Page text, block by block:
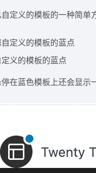
定义的模板的一种简单
义的模板的蓝点
在蓝色模板上还会显示